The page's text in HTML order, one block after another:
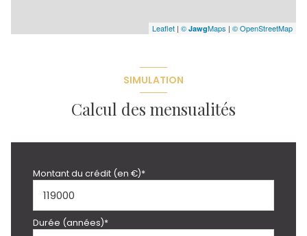
Leaflet | © JawgMaps | © OpenStreetMap
SIMULATION
Calcul des mensualités
Montant du crédit (en €)*
Durée (années)*